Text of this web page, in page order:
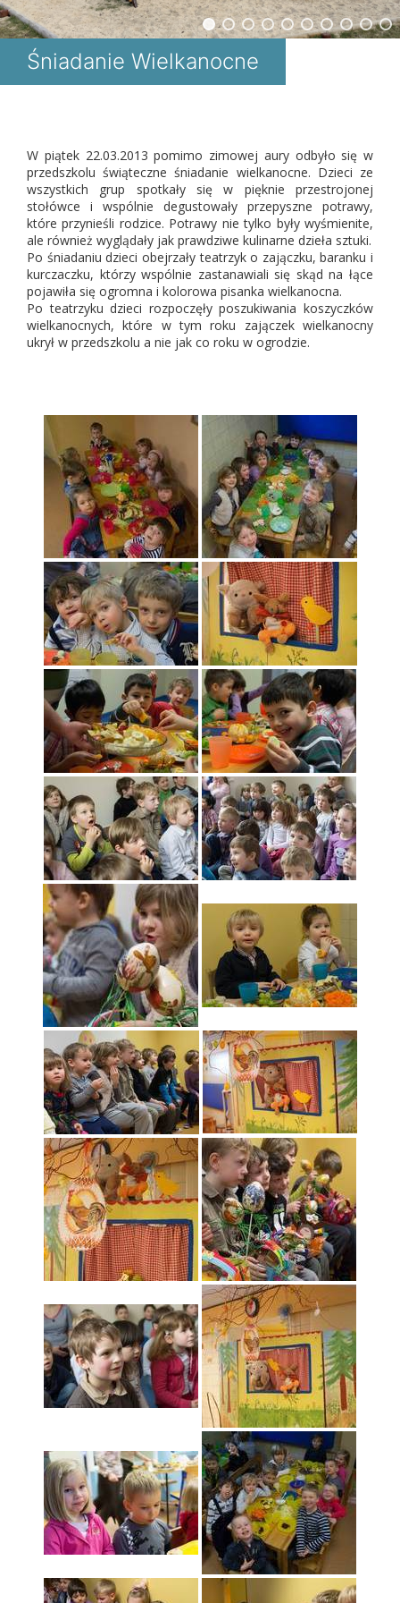
Śniadanie Wielkanocne
W piątek 22.03.2013 pomimo zimowej aury odbyło się w
przedszkolu świąteczne śniadanie wielkanocne. Dzieci ze
wszystkich grup spotkały się w pięknie przestrojonej
stołówce i wspólnie degustowały przepyszne potrawy,
które przynieśli rodzice. Potrawy nie tylko były wyśmienite,
ale również wyglądały jak prawdziwe kulinarne dzieła sztuki.
Po śniadaniu dzieci obejrzały teatrzyk o zajączku, baranku i
kurczaczku, którzy wspólnie zastanawiali się skąd na łące
pojawiła się ogromna i kolorowa pisanka wielkanocna.
Po teatrzyku dzieci rozpoczęły poszukiwania koszyczków
wielkanocnych, które w tym roku zajączek wielkanocny
ukrył w przedszkolu a nie jak co roku w ogrodzie.